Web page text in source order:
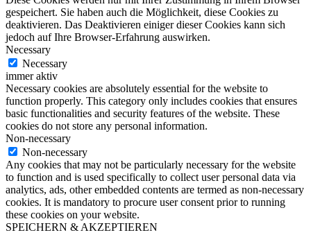
gespeichert. Sie haben auch die Möglichkeit, diese Cookies zu
deaktivieren. Das Deaktivieren einiger dieser Cookies kann sich
jedoch auf Ihre Browser-Erfahrung auswirken.
Necessary
Necessary
immer aktiv
Necessary cookies are absolutely essential for the website to
function properly. This category only includes cookies that ensures
basic functionalities and security features of the website. These
cookies do not store any personal information.
Non-necessary
Non-necessary
Any cookies that may not be particularly necessary for the website
to function and is used specifically to collect user personal data via
analytics, ads, other embedded contents are termed as non-necessary
cookies. It is mandatory to procure user consent prior to running
these cookies on your website.
SPEICHERN & AKZEPTIEREN